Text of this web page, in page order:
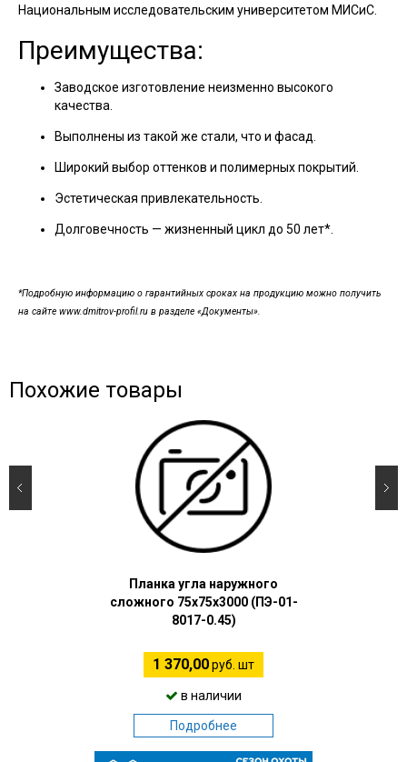
Национальным исследовательским университетом МИСиС.
Преимущества:
Заводское изготовление неизменно высокого
качества.
Выполнены из такой же стали, что и фасад.
Широкий выбор оттенков и полимерных покрытий.
Эстетическая привлекательность.
Долговечность — жизненный цикл до 50 лет*.
*Подробную информацию о гарантийных сроках на продукцию можно получить
на сайте www.dmitrov-profil.ru в разделе «Документы».
Похожие товары
Планка угла наружного
сложного 75х75х3000 (ПЭ-01-
8017-0.45)
1 370,00руб. шт
в наличии
Подробнее